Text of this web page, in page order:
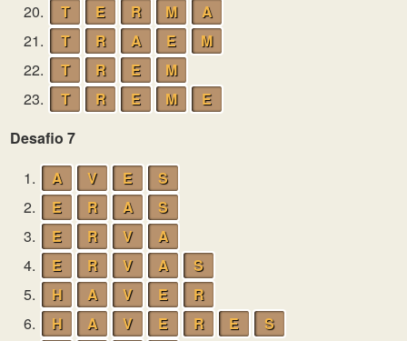
20.
T E R M
A
21.
T R A E
M
22.
T R E
M
23.
T R E M
E
Desafio 7
1.
A V E
S
2.
E R A
S
3.
E R V
A
4.
E R V A
S
5.
H A V E
R
6.
H A V E R E
S